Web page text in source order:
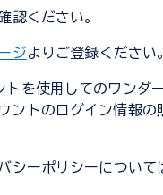
認ください。
ジよりご登録ください
を使用してのワンダ
ントのログイン情報の
シーポリシーについて